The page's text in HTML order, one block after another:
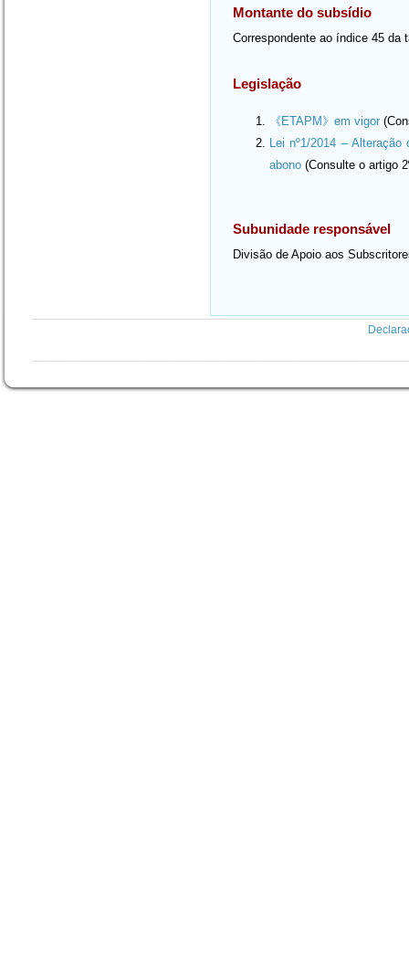
Montante do subsídio
Correspondente ao índice 45 da
Legislação
《ETAPM》em vigor
Lei nº1/2014 –
abono (Consulte o artigo
Subunidade responsável
Divisão de Apoio aos